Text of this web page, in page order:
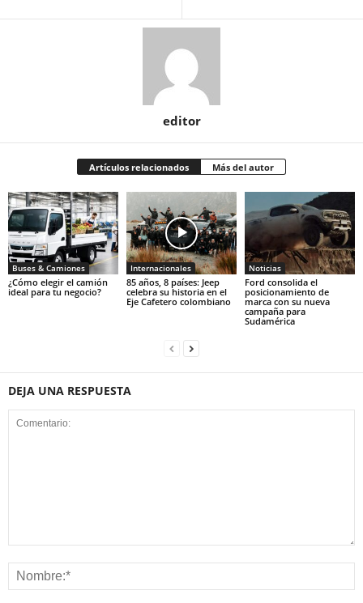
editor
Artículos relacionados Más del autor
Buses & Camiones
¿Cómo elegir el camión
ideal para tu negocio?
Internacionales
85 años, 8 países: Jeep
celebra su historia en el
Eje Cafetero colombiano
Noticias
Ford consolida el
posicionamiento de
marca con su nueva
campaña para
Sudamérica
DEJA UNA RESPUESTA